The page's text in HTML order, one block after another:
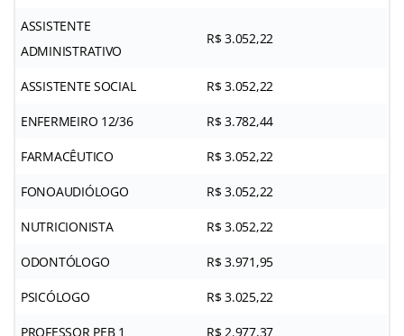
ASSISTENTE
ADMINISTRATIVO
R$ 3.052,22
ASSISTENTE SOCIAL R$ 3.052,22
ENFERMEIRO 12/36 R$ 3.782,44
FARMACÊUTICO R$ 3.052,22
FONOAUDIÓLOGO R$ 3.052,22
NUTRICIONISTA R$ 3.052,22
ODONTÓLOGO R$ 3.971,95
PSICÓLOGO R$ 3.025,22
PROFESSOR PEB 1 R$ 2.977,37